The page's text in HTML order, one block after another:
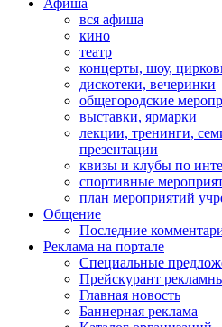
Афиша
вся афиша
кино
театр
концерты, шоу,
дискотеки, вечеринки
общегородские
выставки, ярмарки
лекции, тренинги,
презентации
квизы и клубы по
спортивные
план мероприятий
Общение
Последние
Реклама на портале
Специальные
Прейскурант
Главная новость
Баннерная реклама